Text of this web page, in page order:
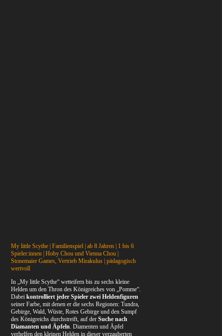
My little Scythe | Familienspiel | ab 8 Jahren | 1 bis 6
Spieler:innen | Hoby Chou und Vienna Chou |
Stonemaier Games, Vertrieb Mirakulus | pädagogisch
wertvoll
In „My little Scythe“ wetteifern bis zu sechs kleine
Helden um den Thron des Königreiches von „Pomme“.
Dabeikontrolliert jeder Spieler zwei Heldenfiguren
seiner Farbe, mit denen er die sechs Regionen: Tundra,
Gebirge, Wald, Wüste, Rotes Gebirge und den Sumpf
des Königreichs durchstreift, auf derSuche nach
Diamanten und Äpfeln. Diamenten und Äpfel
verhelfen den kleinen Helden in dieser verzauberten